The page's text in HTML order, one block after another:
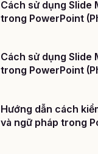
Cách sử dụng Slide
trong PowerPoint
Cách sử dụng Slide
trong PowerPoint
Hướng dẫn cách
và ngữ pháp trong